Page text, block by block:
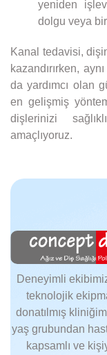
yeniden
dolgu veya
Kanal tedavisi,
kazandırırken,
da yardımcı olan
en gelişmiş
dişlerinizi
amaçlıyoruz.
Deneyimli
teknolojik
donatılmış
yaş grubundan
kapsamlı ve